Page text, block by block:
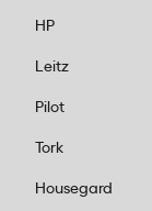
HP
Leitz
Pilot
Tork
Housegard